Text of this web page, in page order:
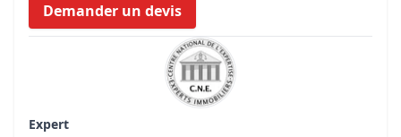
Demander un devis
Expert